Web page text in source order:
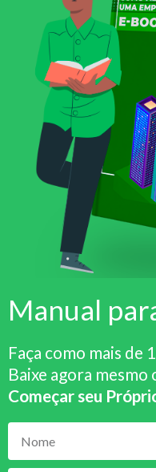
Manual
Faça como mais de
Baixe agora mesmo
Começar seu